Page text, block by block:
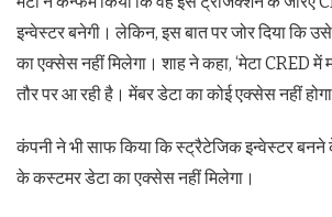
इन्वेस्टर बनेगी। लेकिन, इस बात पर जोर दिया कि
का एक्सेस नहीं मिलेगा। शाह ने कहा, ‘मेटा CRED में
तौर पर आ रही है। मेंबर डेटा का कोई एक्सेस नहीं
कंपनी ने भी साफ किया कि स्ट्रैटेजिक इन्वेस्टर
के कस्टमर डेटा का एक्सेस नहीं मिलेगा।